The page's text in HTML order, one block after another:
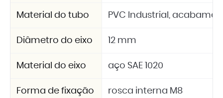
Material do tubo PVC Industrial,
Diâmetro do eixo 12 mm
Material do eixo aço SAE 1020
Forma de fixação rosca interna M8